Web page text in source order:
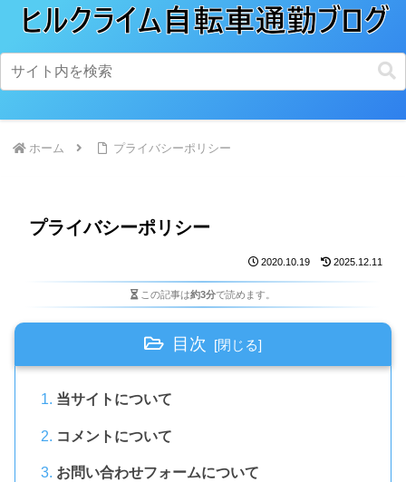
ホーム プライバシーポリシー
プライバシーポリシー
2020.10.19 2025.12.11
この記事は約3分で読めます。
目次
当サイトについて
コメントについて
お問い合わせフォームについて